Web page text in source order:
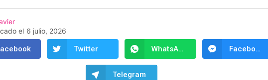
el 6 julio, 2026
Twitter WhatsApp Facebook Messenger
Telegram